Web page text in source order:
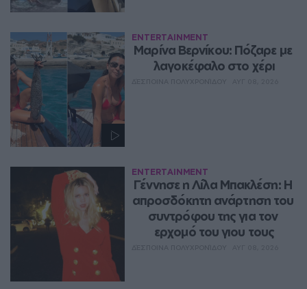
ENTERTAINMENT
Μαρίνα Βερνίκου: Πόζαρε με
λαγοκέφαλο στο χέρι
ENTERTAINMENT
Γέννησε η Λίλα Μπακλέση: Η
απροσδόκητη ανάρτηση του
συντρόφου της για τον
ερχομό του γιου τους